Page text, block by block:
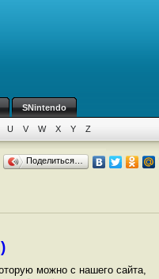
SNintendo
U V W X Y Z
Поделиться…
можно с нашего сайта,